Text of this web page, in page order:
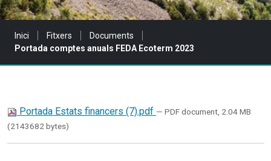
Sou a:
Inici Fitxers
Documents
Portada comptes anuals FEDA Ecoterm 2023
Portada Estats financers (7).pdf — PDF document, 2.04 MB
(2143682 bytes)